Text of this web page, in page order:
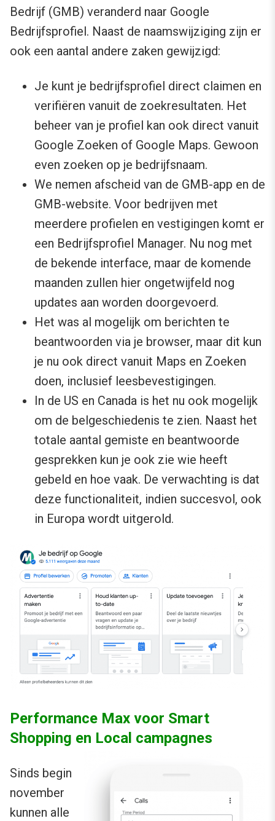
Bedrijf (GMB) veranderd naar Google
Bedrijfsprofiel. Naast de naamswijziging zijn er
ook een aantal andere zaken gewijzigd:
Je kunt je bedrijfsprofiel direct claimen en
verifiëren vanuit de zoekresultaten. Het
beheer van je profiel kan ook direct vanuit
Google Zoeken of Google Maps. Gewoon
even zoeken op je bedrijfsnaam.
We nemen afscheid van de GMB-app en de
GMB-website. Voor bedrijven met
meerdere profielen en vestigingen komt er
een Bedrijfsprofiel Manager. Nu nog met
de bekende interface, maar de komende
maanden zullen hier ongetwijfeld nog
updates aan worden doorgevoerd.
Het was al mogelijk om berichten te
beantwoorden via je browser, maar dit kun
je nu ook direct vanuit Maps en Zoeken
doen, inclusief leesbevestigingen.
In de US en Canada is het nu ook mogelijk
om de belgeschiedenis te zien. Naast het
totale aantal gemiste en beantwoorde
gesprekken kun je ook zie wie heeft
gebeld en hoe vaak. De verwachting is dat
deze functionaliteit, indien succesvol, ook
in Europa wordt uitgerold.
Performance Max voor Smart
Shopping en Local campagnes
Sinds begin
november
kunnen alle